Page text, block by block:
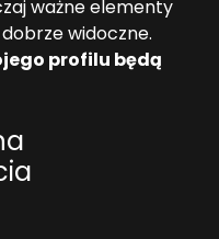
ważne elementy
widoczne.
profilu będą